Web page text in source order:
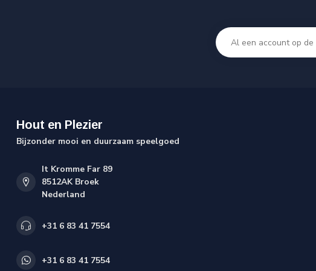
Hout en Plezier
Bijzonder mooi en duurzaam speelgoed
It Kromme Far 89
8512AK Broek
Nederland
+31 6 83 41 7554
+31 6 83 41 7554